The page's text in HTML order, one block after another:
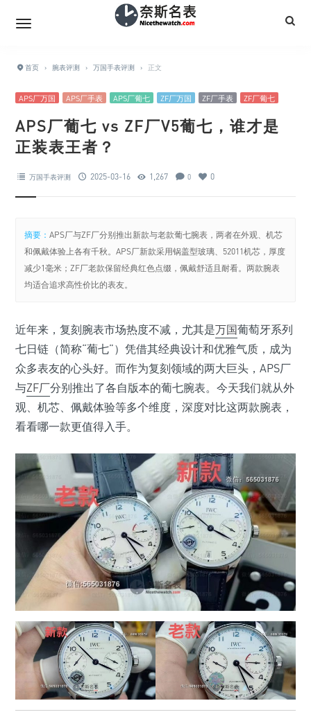
首页 › 腕表评测 › 万国手表评测 › 正文
APS厂万国 APS厂手表 APS厂葡七 ZF厂万国 ZF厂手表 ZF厂葡七
APS厂葡七 vs ZF厂V5葡七，谁才是
正装表王者？
万国手表评测 2025-03-16 1,267 0 0
摘要：APS厂与ZF厂分别推出新款与老款葡七腕表，两者在外观、机芯
和佩戴体验上各有千秋。APS厂新款采用锅盖型玻璃、52011机芯，厚度
减少1毫米；ZF厂老款保留经典红色点缀，佩戴舒适且耐看。两款腕表
均适合追求高性价比的表友。
近年来，复刻腕表市场热度不减，尤其是万国葡萄牙系列
七日链（简称“葡七”）凭借其经典设计和优雅气质，成为
众多表友的心头好。而作为复刻领域的两大巨头，APS厂
与ZF厂分别推出了各自版本的葡七腕表。今天我们就从外
观、机芯、佩戴体验等多个维度，深度对比这两款腕表，
看看哪一款更值得入手。